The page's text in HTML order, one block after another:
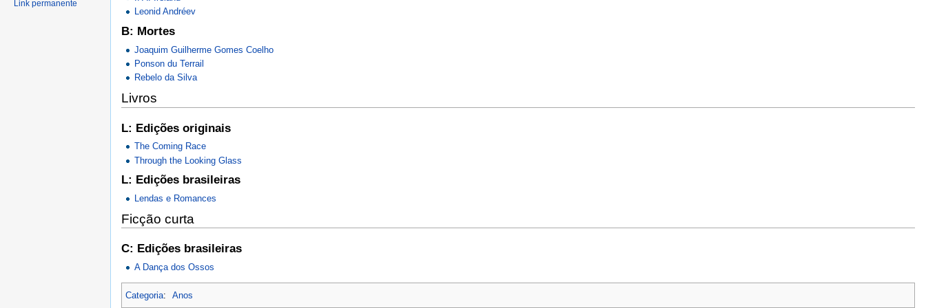
Leonid Andréev
B: Mortes
Joaquim Guilherme Gomes Coelho
Ponson du Terrail
Rebelo da Silva
Livros
L: Edições originais
The Coming Race
Through the Looking Glass
L: Edições brasileiras
Lendas e Romances
Ficção curta
C: Edições brasileiras
A Dança dos Ossos
Categoria: Anos
Link permanente